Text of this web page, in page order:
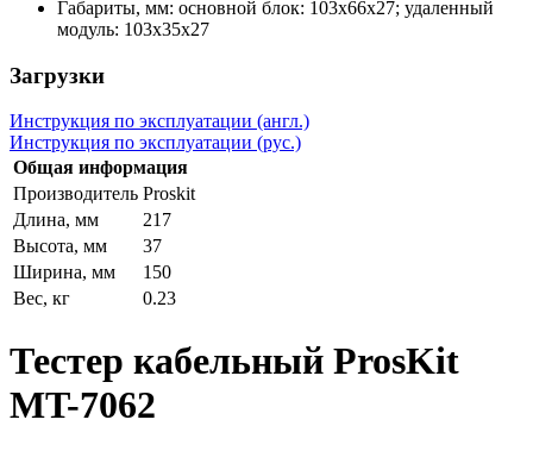
Габариты, мм: основной блок: 103х66х27; удаленный
модуль: 103х35х27
Загрузки
Инструкция по эксплуатации (англ.)
Инструкция по эксплуатации (рус.)
Общая информация
Производитель Proskit
Длина, мм
217
Высота, мм
37
Ширина, мм
150
Вес, кг
0.23
Тестер кабельный ProsKit
MT-7062